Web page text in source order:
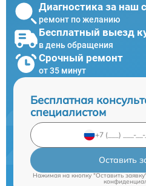
Диагностика за наш
ремонт по желанию
Бесплатный выезд
в день обращения
Срочный ремонт
от 35 минут
Бесплатная
специалистом
Оставить
Нажимая на кнопку "Оставить